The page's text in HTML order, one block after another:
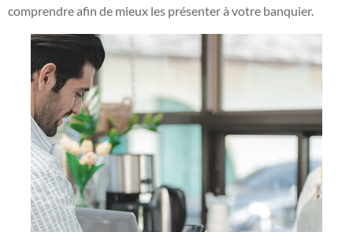
comprendre afin de mieux les présenter à votre banquier.